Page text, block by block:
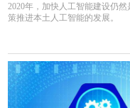
2020年，加快人工智能建设仍
策推进本土人工智能的发展。